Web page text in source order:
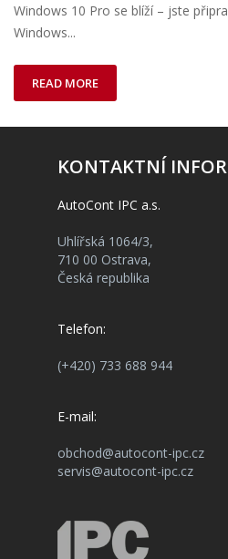
Windows 10 Pro se blíží – jste
Windows...
READ MORE
KONTAKTNÍ
AutoCont IPC a.s.
Uhlířská 1064/3,
710 00 Ostrava,
Česká republika
Telefon:
(+420) 733 688 944
E-mail:
obchod@autocont-ipc.cz
servis@autocont-ipc.cz